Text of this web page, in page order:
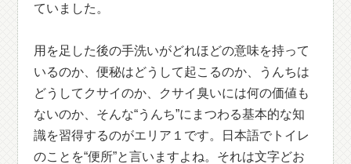
ていました。
用を足した後の手洗いがどれほどの意味を持って
いるのか、便秘はどうして起こるのか、うんちは
どうしてクサイのか、クサイ臭いには何の価値も
ないのか、そんな“うんち”にまつわる基本的な知
識を習得するのがエリア１です。日本語でトイレ
のことを“便所”と言いますよね。それは文字どお